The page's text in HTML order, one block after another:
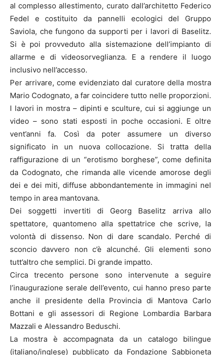
al complesso allestimento, curato dall’architetto Federico
Fedel e costituito da pannelli ecologici del Gruppo
Saviola, che fungono da supporti per i lavori di Baselitz.
Si è poi provveduto alla sistemazione dell’impianto di
allarme e di videosorveglianza. E a rendere il luogo
inclusivo nell’accesso.
Per arrivare, come evidenziato dal curatore della mostra
Mario Codognato, a far coincidere tutto nelle proporzioni.
I lavori in mostra – dipinti e sculture, cui si aggiunge un
video – sono stati esposti in poche occasioni. E oltre
vent’anni fa. Così da poter assumere un diverso
significato in un nuova collocazione. Si tratta della
raffigurazione di un “erotismo borghese”, come definita
da Codognato, che rimanda alle vicende amorose degli
dei e dei miti, diffuse abbondantemente in immagini nel
tempo in area mantovana.
Dei soggetti invertiti di Georg Baselitz arriva allo
spettatore, quantomeno alla spettatrice che scrive, la
volontà di dissenso. Non di dare scandalo. Perché di
sconcio davvero non c’è alcunché. Gli elementi sono
tutt’altro che semplici. Di grande impatto.
Circa trecento persone sono intervenute a seguire
l’inaugurazione serale dell’evento, cui hanno preso parte
anche il presidente della Provincia di Mantova Carlo
Bottani e gli assessori di Regione Lombardia Barbara
Mazzali e Alessandro Beduschi.
La mostra è accompagnata da un catalogo bilingue
(italiano/inglese) pubblicato da Fondazione Sabbioneta